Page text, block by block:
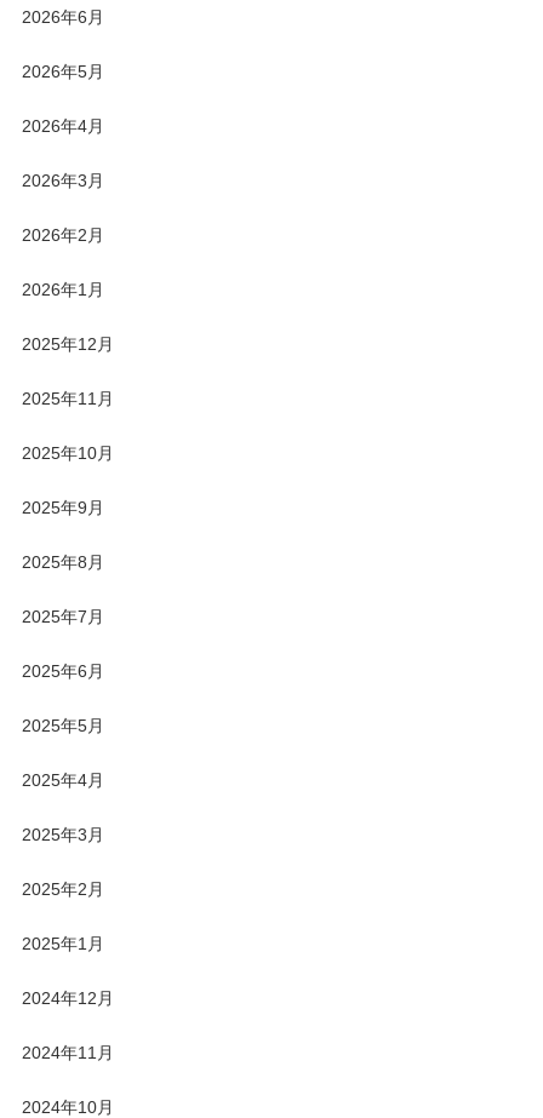
2026年6月
2026年5月
2026年4月
2026年3月
2026年2月
2026年1月
2025年12月
2025年11月
2025年10月
2025年9月
2025年8月
2025年7月
2025年6月
2025年5月
2025年4月
2025年3月
2025年2月
2025年1月
2024年12月
2024年11月
2024年10月